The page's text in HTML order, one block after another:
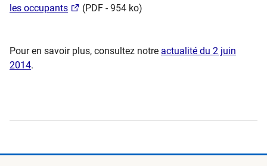
les occupants
(PDF - 954 ko)
​​​Pour en savoir plus, consultez notre actualité du 2 juin
2014​.